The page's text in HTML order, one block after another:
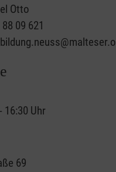
Otto
09 621
16:30 Uhr
69